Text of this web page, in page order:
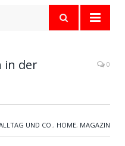
in der
0
UND CO., HOME, MAGAZIN